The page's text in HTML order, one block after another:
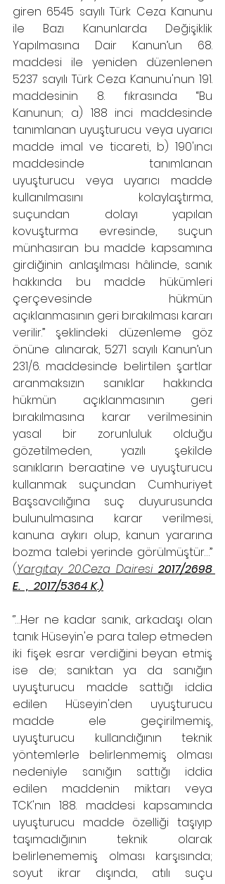
giren 6545 sayılı Türk Ceza Kanunu
ile Bazı Kanunlarda Değişiklik
Yapılmasına Dair Kanun’un 68.
maddesi ile yeniden düzenlenen
5237 sayılı Türk Ceza Kanunu'nun 191.
maddesinin 8. fıkrasında “Bu
Kanunun; a) 188 inci maddesinde
tanımlanan uyuşturucu veya uyarıcı
madde imal ve ticareti, b) 190'ıncı
maddesinde tanımlanan
uyuşturucu veya uyarıcı madde
kullanılmasını kolaylaştırma,
suçundan dolayı yapılan
kovuşturma evresinde, suçun
münhasıran bu madde kapsamına
girdiğinin anlaşılması hâlinde, sanık
hakkında bu madde hükümleri
çerçevesinde hükmün
açıklanmasının geri bırakılması kararı
verilir.” şeklindeki düzenleme göz
önüne alınarak, 5271 sayılı Kanun’un
231/6. maddesinde belirtilen şartlar
aranmaksızın sanıklar hakkında
hükmün açıklanmasının geri
bırakılmasına karar verilmesinin
yasal bir zorunluluk olduğu
gözetilmeden, yazılı şekilde
sanıkların beraatine ve uyuşturucu
kullanmak suçundan Cumhuriyet
Başsavcılığına suç duyurusunda
bulunulmasına karar verilmesi,
kanuna aykırı olup, kanun yararına
bozma talebi yerinde görülmüştür…’’
(Yargıtay 20.Ceza Dairesi 2017/2698
E.  ,  2017/5364 K.)
‘’…Her ne kadar sanık, arkadaşı olan
tanık Hüseyin'e para talep etmeden
iki fişek esrar verdiğini beyan etmiş
ise de; sanıktan ya da sanığın
uyuşturucu madde sattığı iddia
edilen Hüseyin'den uyuşturucu
madde ele geçirilmemiş,
uyuşturucu kullandığının teknik
yöntemlerle belirlenmemiş olması
nedeniyle sanığın sattığı iddia
edilen maddenin miktarı veya
TCK'nın 188. maddesi kapsamında
uyuşturucu madde özelliği taşıyıp
taşımadığının teknik olarak
belirlenememiş olması karşısında;
soyut ikrar dışında, atılı suçu